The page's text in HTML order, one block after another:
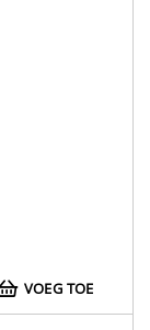
VOEG TOE